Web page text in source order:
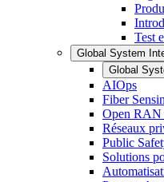
Test
Global System
Global
AIOps
Fiber
Open
Réseaux
Public
Solutions